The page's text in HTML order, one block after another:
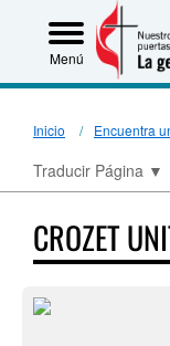
Menú
Inicio Encuentra
Traducir Página ▼
CROZET